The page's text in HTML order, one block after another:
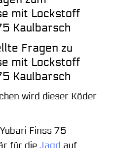
mit Lockstoff
Kaulbarsch
Fragen zu
mit Lockstoff
Kaulbarsch
wird dieser Köder
Finss 75
für die Jagd auf